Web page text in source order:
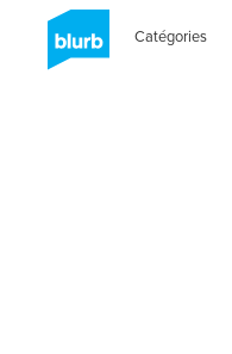
Catégories